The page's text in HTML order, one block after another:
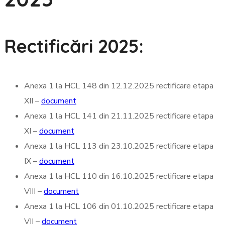
Rectificări 2025:
Anexa 1 la HCL 148 din 12.12.2025 rectificare etapa
XII –document
Anexa 1 la HCL 141 din 21.11.2025 rectificare etapa
XI –document
Anexa 1 la HCL 113 din 23.10.2025 rectificare etapa
IX–document
Anexa 1 la HCL 110 din 16.10.2025 rectificare etapa
VIII –document
Anexa 1 la HCL 106 din 01.10.2025 rectificare etapa
VII –document